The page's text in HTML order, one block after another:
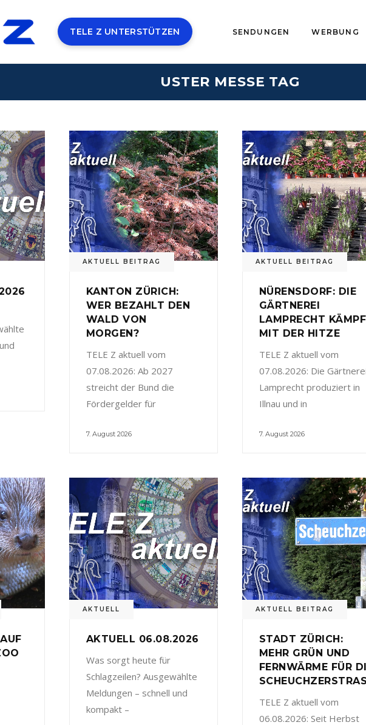
TELE Z UNTERSTÜTZEN SENDUNGEN WERBUNG
USTER MESSE TAG
AKTUELL BEITRAG
KANTON ZÜRICH:
WER BEZAHLT DEN
WALD VON
MORGEN?
TELE Z aktuell vom
07.08.2026: Ab 2027
streicht der Bund die
Fördergelder für
7. August 2026
AKTUELL BEITRAG
NÜRENSDORF: DIE
GÄRTNEREI
LAMPRECHT
MIT DER HITZE
TELE Z aktuell vom
07.08.2026: Die
Lamprecht produziert in
Illnau und in
7. August 2026
AKTUELL
AKTUELL 06.08.2026
Was sorgt heute für
Schlagzeilen? Ausgewählte
Meldungen – schnell und
kompakt –
AKTUELL BEITRAG
STADT ZÜRICH:
MEHR GRÜN UND
FERNWÄRME FÜR
TELE Z aktuell vom
06.08.2026: Seit Herbst